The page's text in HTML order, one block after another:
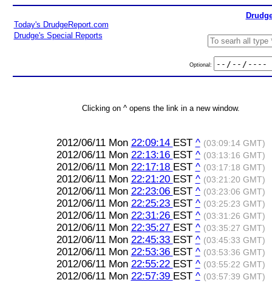
Today's DrudgeReport.com
Drudge's Special Reports
Optional:
Clicking on ^ opens the link in a new window.
2012/06/11 Mon 22:09:14 EST ^ (03:09:14 GMT)
2012/06/11 Mon 22:13:16 EST ^ (03:13:16 GMT)
2012/06/11 Mon 22:17:18 EST ^ (03:17:18 GMT)
2012/06/11 Mon 22:21:20 EST ^ (03:21:20 GMT)
2012/06/11 Mon 22:23:06 EST ^ (03:23:06 GMT)
2012/06/11 Mon 22:25:23 EST ^ (03:25:23 GMT)
2012/06/11 Mon 22:31:26 EST ^ (03:31:26 GMT)
2012/06/11 Mon 22:35:27 EST ^ (03:35:27 GMT)
2012/06/11 Mon 22:45:33 EST ^ (03:45:33 GMT)
2012/06/11 Mon 22:53:36 EST ^ (03:53:36 GMT)
2012/06/11 Mon 22:55:22 EST ^ (03:55:22 GMT)
2012/06/11 Mon 22:57:39 EST ^ (03:57:39 GMT)